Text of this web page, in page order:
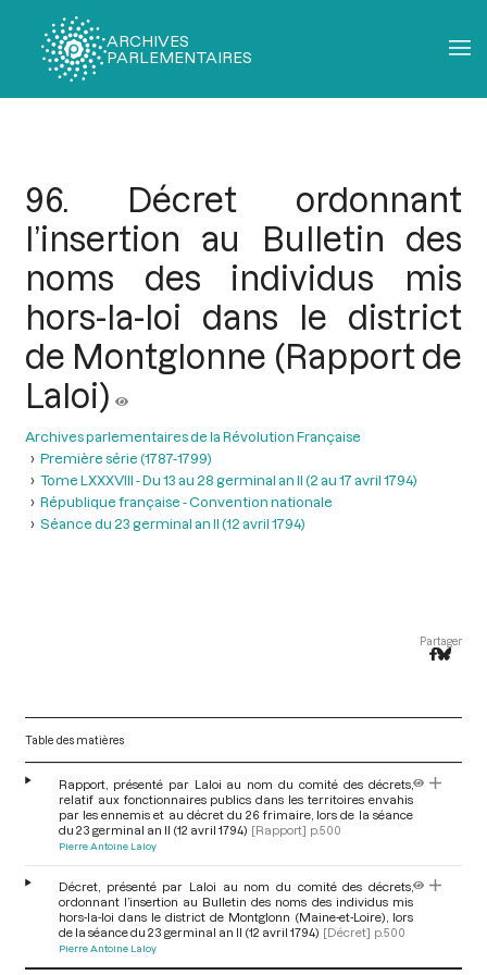
ARCHIVES
PARLEMENTAIRES
96. Décret ordonnant
l’insertion au Bulletin des
noms des individus mis
hors-la-loi dans le district
de Montglonne (Rapport de
Laloi)
Archives parlementaires de la Révolution Française
Première série (1787-1799)
Tome LXXXVIII - Du 13 au 28 germinal an II (2 au 17 avril 1794)
République française - Convention nationale
Séance du 23 germinal an II (12 avril 1794)
Partager
Table des matières
Rapport, présenté par Laloi au nom du comité des décrets,
relatif aux fonctionnaires publics dans les territoires envahis
par les ennemis et au décret du 26 frimaire, lors de la séance
du 23 germinal an II (12 avril 1794) [Rapport] p.500
Pierre Antoine Laloy
Décret, présenté par Laloi au nom du comité des décrets,
ordonnant l’insertion au Bulletin des noms des individus mis
hors-la-loi dans le district de Montglonn (Maine-et-Loire), lors
de la séance du 23 germinal an II (12 avril 1794) [Décret] p.500
Pierre Antoine Laloy